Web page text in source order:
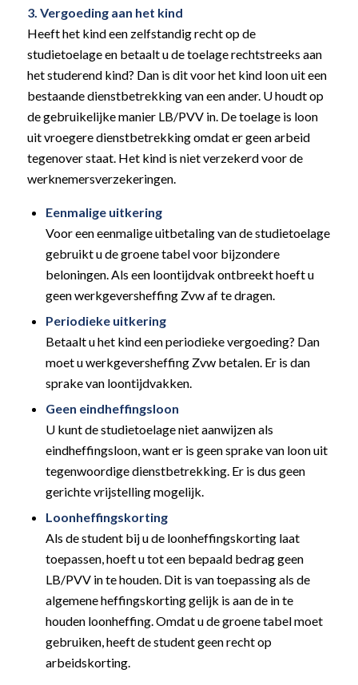
3. Vergoeding aan het kind
Heeft het kind een zelfstandig recht op de
studietoelage en betaalt u de toelage rechtstreeks aan
het studerend kind? Dan is dit voor het kind loon uit een
bestaande dienstbetrekking van een ander. U houdt op
de gebruikelijke manier LB/PVV in. De toelage is loon
uit vroegere dienstbetrekking omdat er geen arbeid
tegenover staat. Het kind is niet verzekerd voor de
werknemersverzekeringen.
Eenmalige uitkering
Voor een eenmalige uitbetaling van de studietoelage
gebruikt u de groene tabel voor bijzondere
beloningen. Als een loontijdvak ontbreekt hoeft u
geen werkgeversheffing Zvw af te dragen.
Periodieke uitkering
Betaalt u het kind een periodieke vergoeding? Dan
moet u werkgeversheffing Zvw betalen. Er is dan
sprake van loontijdvakken.
Geen eindheffingsloon
U kunt de studietoelage niet aanwijzen als
eindheffingsloon, want er is geen sprake van loon uit
tegenwoordige dienstbetrekking. Er is dus geen
gerichte vrijstelling mogelijk.
Loonheffingskorting
Als de student bij u de loonheffingskorting laat
toepassen, hoeft u tot een bepaald bedrag geen
LB/PVV in te houden. Dit is van toepassing als de
algemene heffingskorting gelijk is aan de in te
houden loonheffing. Omdat u de groene tabel moet
gebruiken, heeft de student geen recht op
arbeidskorting.